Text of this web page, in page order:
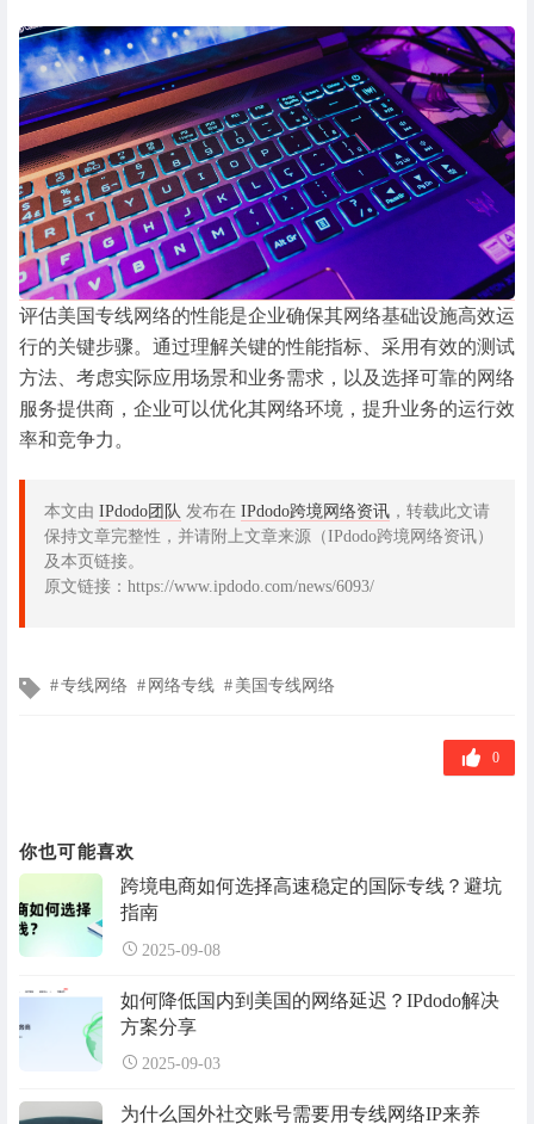
评估美国专线网络的性能是企业确保其网络基础设施高效运
行的关键步骤。通过理解关键的性能指标、采用有效的测试
方法、考虑实际应用场景和业务需求，以及选择可靠的网络
服务提供商，企业可以优化其网络环境，提升业务的运行效
率和竞争力。
本文由 IPdodo团队 发布在 IPdodo跨境网络资讯 ，转载此文请
保持文章完整性，并请附上文章来源（IPdodo跨境网络资讯）
及本页链接。
原文链接：https://www.ipdodo.com/news/6093/
文专线网络 网络专线 美国专线网络
0
你也可能喜欢
跨境电商如何选择高速稳定的国际专线？避坑
指南
2025-09-08
如何降低国内到美国的网络延迟？IPdodo解决
方案分享
2025-09-03
为什么国外社交账号需要用专线网络IP来养